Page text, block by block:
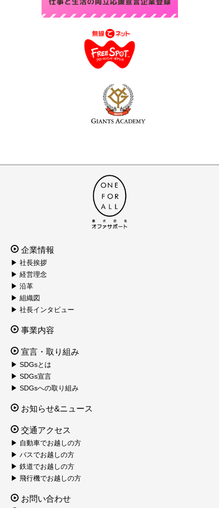
企業情報
▶ 社長挨拶
▶ 経営理念
▶ 沿革
▶ 組織図
▶ 社長インタビュー
事業内容
宣言・取り組み
▶ SDGsとは
▶ SDGs宣言
▶ SDGsへの取り組み
お知らせ&ニュース
交通アクセス
▶ 自動車でお越しの方
▶ バスでお越しの方
▶ 鉄道でお越しの方
▶ 飛行機でお越しの方
お問い合わせ